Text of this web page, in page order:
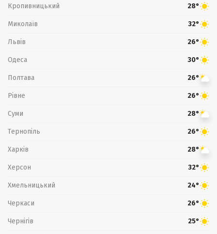
Кропивницький 28°
Миколаїв 32°
Львів 26°
Одеса 30°
Полтава 26°
Рівне 26°
Суми 28°
Тернопіль 26°
Харків 28°
Херсон 32°
Хмельницький 24°
Черкаси 26°
Чернігів 25°